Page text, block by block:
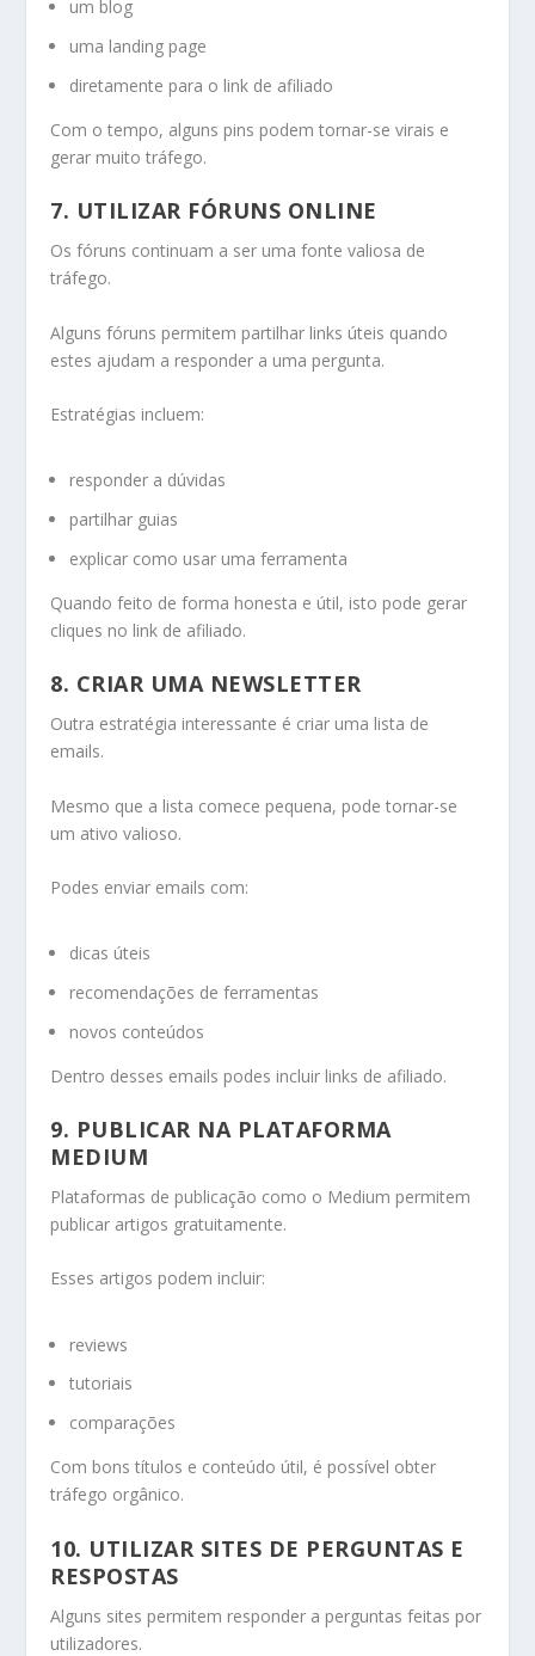
um blog
uma landing page
diretamente para o link de afiliado
Com o tempo, alguns pins podem tornar-se virais e
gerar muito tráfego.
7. UTILIZAR FÓRUNS ONLINE
Os fóruns continuam a ser uma fonte valiosa de
tráfego.
Alguns fóruns permitem partilhar links úteis quando
estes ajudam a responder a uma pergunta.
Estratégias incluem:
responder a dúvidas
partilhar guias
explicar como usar uma ferramenta
Quando feito de forma honesta e útil, isto pode gerar
cliques no link de afiliado.
8. CRIAR UMA NEWSLETTER
Outra estratégia interessante é criar uma lista de
emails.
Mesmo que a lista comece pequena, pode tornar-se
um ativo valioso.
Podes enviar emails com:
dicas úteis
recomendações de ferramentas
novos conteúdos
Dentro desses emails podes incluir links de afiliado.
9. PUBLICAR NA PLATAFORMA
MEDIUM
Plataformas de publicação como o Medium permitem
publicar artigos gratuitamente.
Esses artigos podem incluir:
reviews
tutoriais
comparações
Com bons títulos e conteúdo útil, é possível obter
tráfego orgânico.
10. UTILIZAR SITES DE PERGUNTAS E
RESPOSTAS
Alguns sites permitem responder a perguntas feitas por
utilizadores.